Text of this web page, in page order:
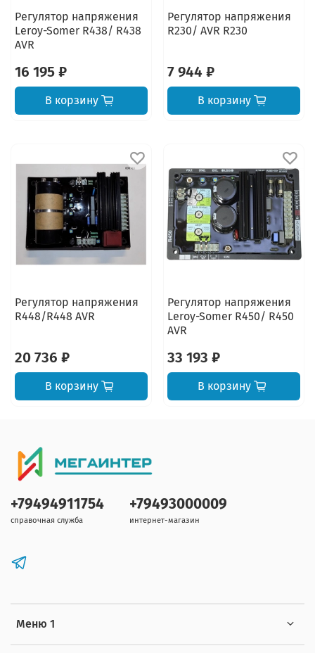
Регулятор напряжения
Leroy-Somer R438/ R438
AVR
16 195 ₽
В корзину
Регулятор напряжения
R230/ AVR R230
7 944 ₽
В корзину
Регулятор напряжения
R448/R448 AVR
20 736 ₽
В корзину
Регулятор напряжения
Leroy-Somer R450/ R450
AVR
33 193 ₽
В корзину
Меню 1
+79494911754
справочная служба
+79493000009
интернет-магазин